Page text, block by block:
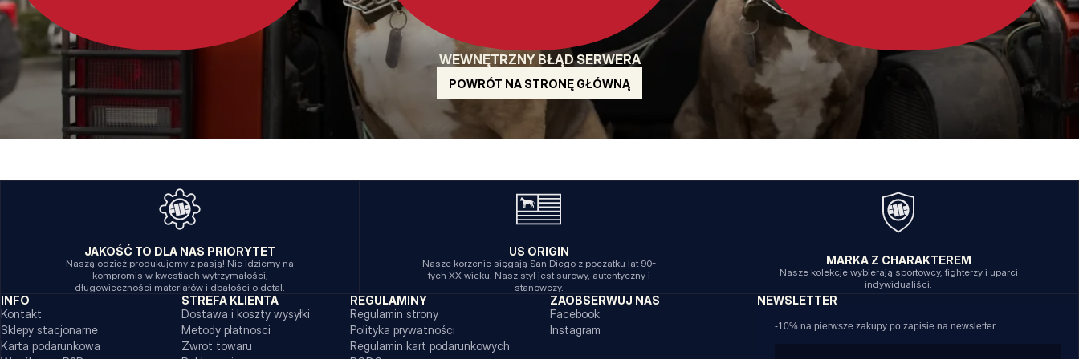
WEWNĘTRZNY BŁĄD SERWERA
POWRÓT NA STRONĘ GŁÓWNĄ
JAKOŚĆ TO DLA NAS PRIORYTET
Naszą odzież produkujemy z pasją! Nie idziemy na
kompromis w kwestiach wytrzymałości,
długowieczności materiałów i dbałości o detal.
US ORIGIN
Nasze korzenie sięgają San Diego z poczatku lat 90-
tych XX wieku. Nasz styl jest surowy, autentyczny i
stanowczy.
MARKA Z CHARAKTEREM
Nasze kolekcje wybierają sportowcy, fighterzy i uparci
indywidualiści.
INFO
Kontakt
Sklepy stacjonarne
Karta podarunkowa
STREFA KLIENTA
Dostawa i koszty wysyłki
Metody płatnosci
Zwrot towaru
REGULAMINY
Regulamin strony
Polityka prywatności
Regulamin kart podarunkowych
ZAOBSERWUJ NAS
Facebook
Instagram
NEWSLETTER
-10% na pierwsze zakupy po zapisie na newsletter.